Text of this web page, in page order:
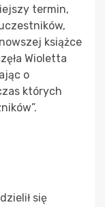
termin,
książce
Wioletta
o
których
się